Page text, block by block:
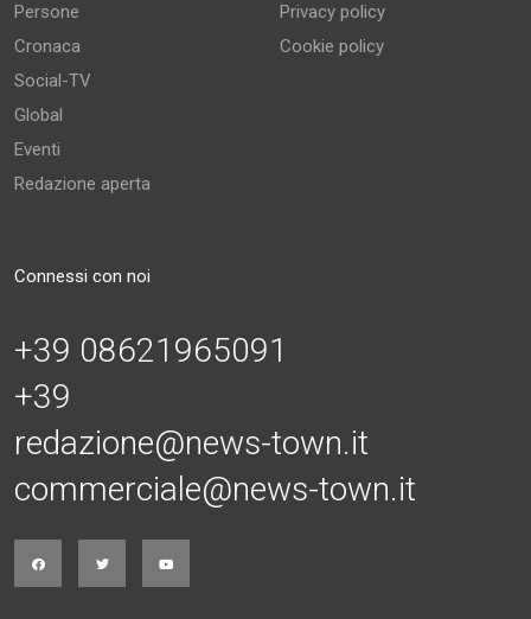
Persone
Cronaca
Social-TV
Global
Eventi
Redazione aperta
Privacy policy
Cookie policy
Connessi con noi
+39 08621965091
+39
redazione@news-town.it
commerciale@news-town.it